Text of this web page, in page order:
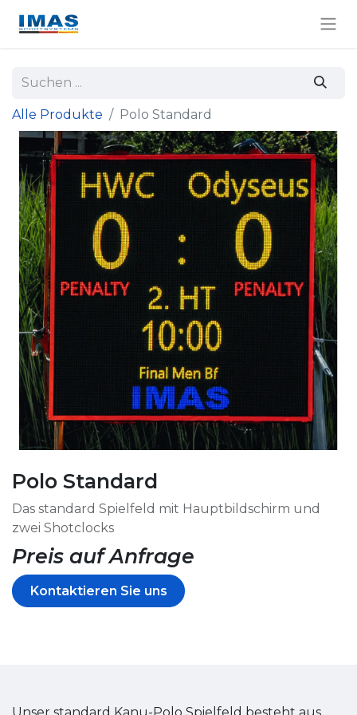
Alle Produkte Polo Standard
Polo Standard
Das standard Spielfeld mit Hauptbildschirm und
zwei Shotclocks
Preis auf Anfrage
Kontaktieren Sie uns